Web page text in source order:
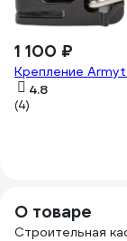
1 100 ₽
Крепление
4.8
(4)
О товаре
Строительная